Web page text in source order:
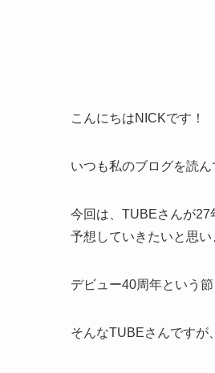
こんにちはNICKです！
いつも私のブログを読ん
今回は、TUBEさんが27
予想していきたいと思い
デビュー40周年という
そんなTUBEさんですが